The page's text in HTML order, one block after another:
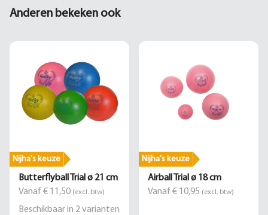
Anderen bekeken ook
Nijha's keuze
Butterflyball Trial ø 21 cm
Vanaf € 11,50 (excl. btw)
Beschikbaar in 2varianten
Nijha's keuze
Airball Trial ø 18 cm
Vanaf € 10,95 (excl. btw)